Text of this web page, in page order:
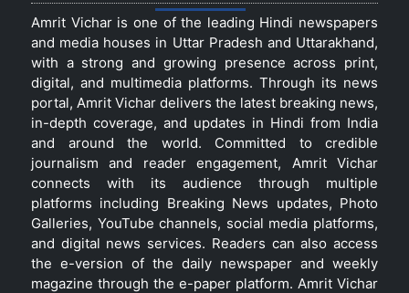
Amrit Vichar is one of the leading Hindi newspapers
and media houses in Uttar Pradesh and Uttarakhand,
with a strong and growing presence across print,
digital, and multimedia platforms. Through its news
portal, Amrit Vichar delivers the latest breaking news,
in-depth coverage, and updates in Hindi from India
and around the world. Committed to credible
journalism and reader engagement, Amrit Vichar
connects with its audience through multiple
platforms including Breaking News updates, Photo
Galleries, YouTube channels, social media platforms,
and digital news services. Readers can also access
the e-version of the daily newspaper and weekly
magazine through the e-paper platform. Amrit Vichar